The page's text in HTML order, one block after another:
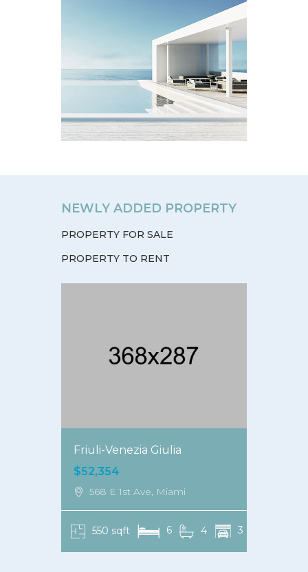
NEWLY ADDED PROPERTY
PROPERTY FOR SALE
PROPERTY TO RENT
Friuli-Venezia Giulia
$52,354
568 E 1st Ave, Miami
550 sqft 6 4 3